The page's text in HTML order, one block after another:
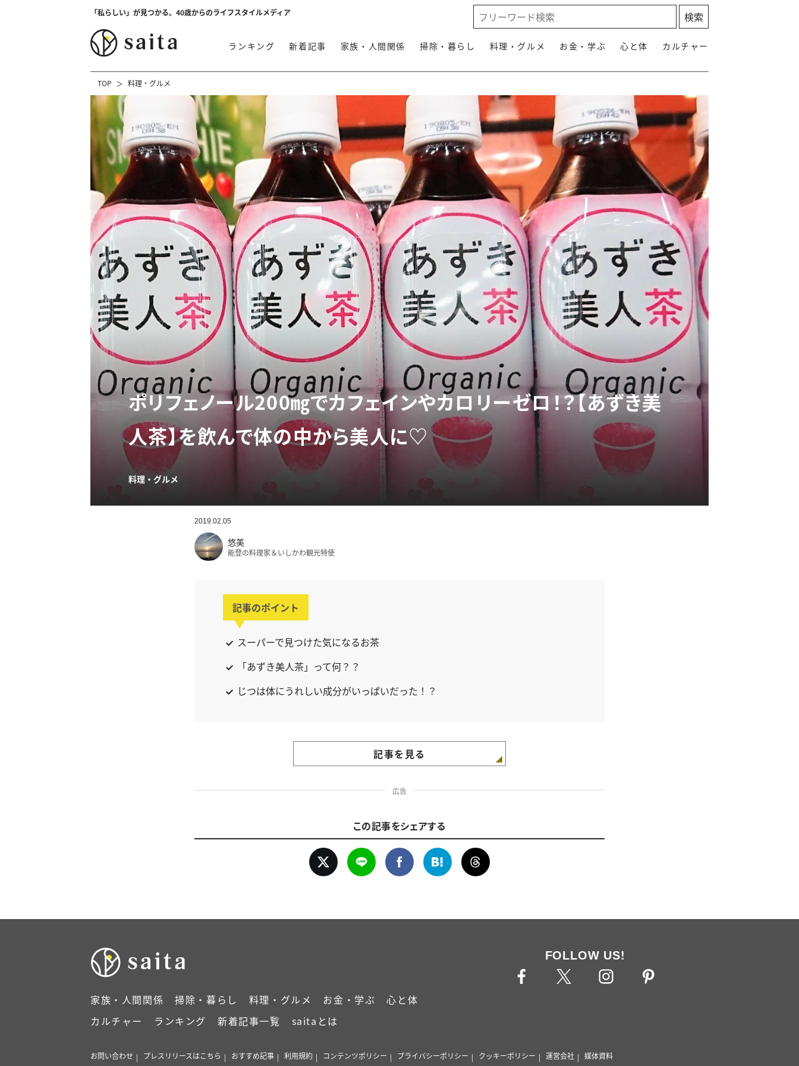
「私らしい」が見つかる。40歳からのライフスタイルメディア
ランキング 新着記事 家族・人間関係 掃除・暮らし 料理・グルメ お金・学ぶ 心と体 カルチャー
TOP 料理・グルメ
ポリフェノール200㎎でカフェインやカロリーゼロ！？【あずき美
人茶】を飲んで体の中から美人に♡
料理・グルメ
2019.02.05
悠美
能登の料理家＆いしかわ観光特使
記事のポイント
スーパーで見つけた気になるお茶
「あずき美人茶」って何？？
じつは体にうれしい成分がいっぱいだった！？
記事を見る
広告
この記事をシェアする
家族・人間関係 掃除・暮らし 料理・グルメ お金・学ぶ
心と体
カルチャー
ランキング 新着記事一覧 saitaとは
FOLLOW US!
お問い合わせ プレスリリースはこちら おすすめ記事 利用規約 コンテンツポリシー プライバシーポリシー クッキーポリシー 運営会社 媒体資料